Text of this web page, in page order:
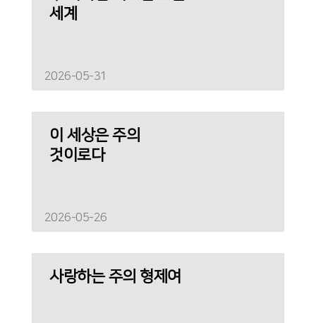
세계
2026-05-31
이 세상은 주의
것이로다
2026-05-26
사랑하는 주의 형제여